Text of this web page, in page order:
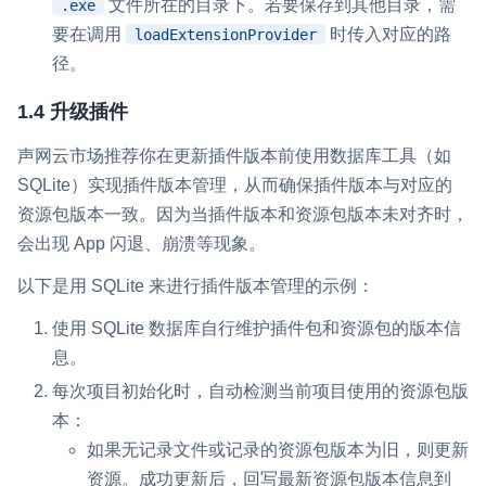
.exe
文件所在的目录下。若要保存到其他目录，需
要在调用
loadExtensionProvider
时传入对应的路
径。
1.4 升级插件
声网云市场推荐你在更新插件版本前使用数据库工具（如
SQLite）实现插件版本管理，从而确保插件版本与对应的
资源包版本一致。因为当插件版本和资源包版本未对齐时，
会出现 App 闪退、崩溃等现象。
以下是用 SQLite 来进行插件版本管理的示例：
使用 SQLite 数据库自行维护插件包和资源包的版本信
息。
每次项目初始化时，自动检测当前项目使用的资源包版
本：
如果无记录文件或记录的资源包版本为旧，则更新
资源。成功更新后，回写最新资源包版本信息到